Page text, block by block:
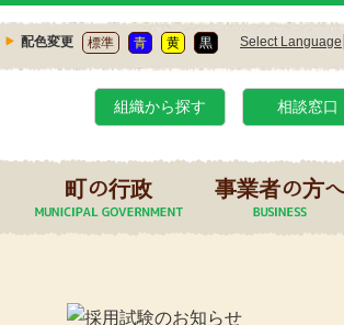
配色変更 標準 青 黄 黒 Select Language
組織から探す 相談窓口
町の行政 事業者の方